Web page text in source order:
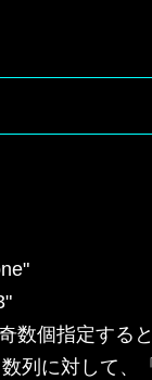
指定する
して、「